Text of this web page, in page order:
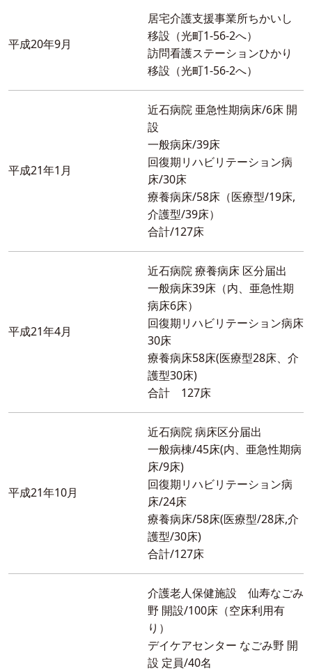
平成20年9月
居宅介護支援事業所ちかいし
移設（光町1-56-2へ）
訪問看護ステーションひかり
移設（光町1-56-2へ）
平成21年1月
近石病院 亜急性期病床/6床 開
設
一般病床/39床
回復期リハビリテーション病
床/30床
療養病床/58床（医療型/19床,
介護型/39床）
合計/127床
平成21年4月
近石病院 療養病床 区分届出
一般病床39床（内、亜急性期
病床6床）
回復期リハビリテーション病床
30床
療養病床58床(医療型28床、介
護型30床)
合計 127床
平成21年10月
近石病院 病床区分届出
一般病棟/45床(内、亜急性期病
床/9床)
回復期リハビリテーション病
床/24床
療養病床/58床(医療型/28床,介
護型/30床)
合計/127床
介護老人保健施設 仙寿なごみ
野 開設/100床（空床利用有
り）
デイケアセンター なごみ野 開
設 定員/40名